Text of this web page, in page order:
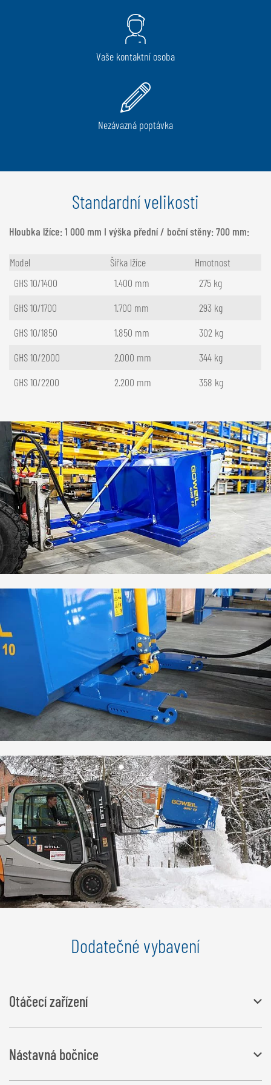
Vaše kontaktní osoba
Nezávazná poptávka
Standardní velikosti
Hloubka lžíce: 1 000 mm I výška přední / boční stěny: 700 mm:
Model Šířka lžíce
Hmotnost
GHS 10/1400
1.400 mm
275 kg
GHS 10/1700
1.700 mm
293 kg
GHS 10/1850
1.850 mm
302 kg
GHS 10/2000
2.000 mm
344 kg
GHS 10/2200
2.200 mm 358 kg
Dodatečné vybavení
Otáčecí zařízení
Jednoduchá montáž (lze snadno a bez nářadí namontovat nebo
sundat), zvyšuje přední stěnu o 450 mm, dále může být použita jako
prodloužení korby
Nástavná bočnice